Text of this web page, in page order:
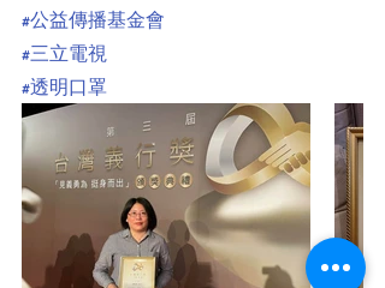
#公益傳播基金會
#三立電視
#透明口罩